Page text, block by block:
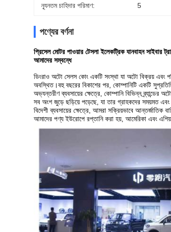
ন্যূনতম চাহিদার পরিমাণ: 5
পণ্যের বর্ণনা
প্রিসেল মোটর পাওয়ার টেসলা ইলেকট্রিক যানবাহন সাইবার
আমাদের সম্বন্ধে
ডিংরাও অটো সেলস কোং একটি সংস্থা যা অটো বিক্রয় এবং
অবস্থিত।বহু বছরের বিকাশের পর, কোম্পানিটি একটি
অভ্যন্তরীণ ব্যবসায়ের ক্ষেত্রে, কোম্পানি বিভিন্ন ব্র্যান্ডের
সব অংশ জুড়ে ছড়িয়ে পড়েছে, যা তার গ্রাহকদের সময়মত এবং
বিদেশী ব্যবসায়ের ক্ষেত্রে, আমরা সক্রিয়ভাবে আন্তর্জাতিক
আমাদের পণ্য ইউরোপে রপ্তানি করা হয়, আমেরিকা এবং